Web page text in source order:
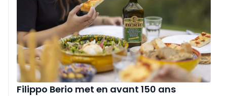
complémentaires, développent leurs capacités et leur
présence en Belgique et en France.
Filippo Berio met en avant 150 ans